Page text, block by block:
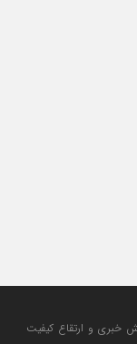
با هدف توسعه بخش خبری و ارتقاع کیفیت